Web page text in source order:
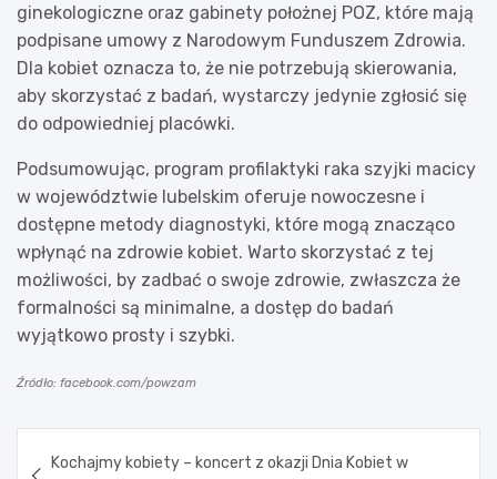
ginekologiczne oraz gabinety położnej POZ, które mają
podpisane umowy z Narodowym Funduszem Zdrowia.
Dla kobiet oznacza to, że nie potrzebują skierowania,
aby skorzystać z badań, wystarczy jedynie zgłosić się
do odpowiedniej placówki.
Podsumowując, program profilaktyki raka szyjki macicy
w województwie lubelskim oferuje nowoczesne i
dostępne metody diagnostyki, które mogą znacząco
wpłynąć na zdrowie kobiet. Warto skorzystać z tej
możliwości, by zadbać o swoje zdrowie, zwłaszcza że
formalności są minimalne, a dostęp do badań
wyjątkowo prosty i szybki.
Źródło: facebook.com/powzam
Kochajmy kobiety – koncert z okazji Dnia Kobiet w